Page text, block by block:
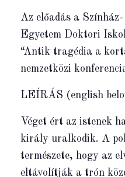
Az előadás a
Egyetem Doktori
“Antik tragédia a
nemzetközi
LEÍRÁS (english
Véget ért az istenek
király uralkodik. A
természete, hogy az
eltávolítják a trón